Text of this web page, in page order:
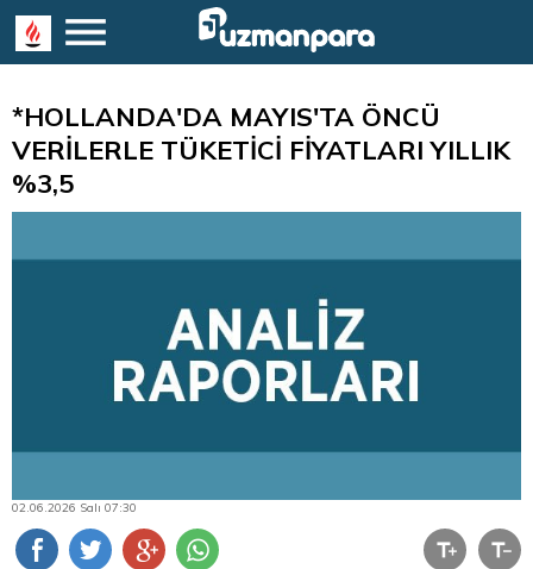
*HOLLANDA'DA MAYIS'TA ÖNCÜ
VERİLERLE TÜKETİCİ FİYATLARI YILLIK
%3,5
02.06.2026 Salı 07:30